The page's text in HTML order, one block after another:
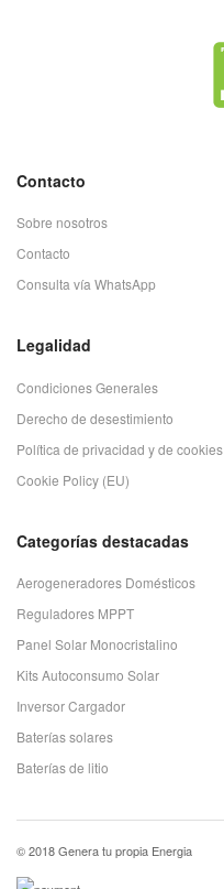
Contacto
Sobre nosotros
Contacto
Consulta vía WhatsApp
Legalidad
Condiciones Generales
Derecho de desestimiento
Política de privacidad y de cookies
Cookie Policy (EU)
Categorías destacadas
Aerogeneradores Domésticos
Reguladores MPPT
Panel Solar Monocristalino
Kits Autoconsumo Solar
Inversor Cargador
Baterías solares
Baterías de litio
© 2018 Genera tu propia Energia